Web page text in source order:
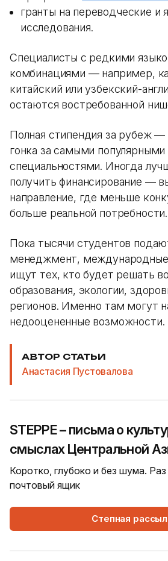
гранты на переводческие и
исследования.
Специалисты с редкими
комбинациями — например,
китайский или узбекский-
остаются востребованной
Полная стипендия за рубеж —
гонка за самыми популярными
специальностями. Иногда
получить финансирование —
направление, где меньше
больше реальной потребности.
Пока тысячи студентов
менеджмент, международные
ищут тех, кто будет решать
образования, экологии,
регионов. Именно там могут
недооцененные возможности.
АВТОР СТАТЬИ
Анастасия Пустовалова
STEPPE – письма о
смыслах Центральной
Коротко, глубоко и без шума.
почтовый ящик
Степная